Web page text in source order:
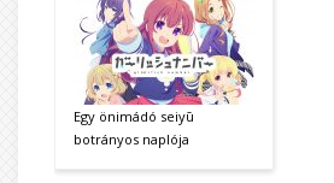
Egy önimádó seiyū
botrányos naplója